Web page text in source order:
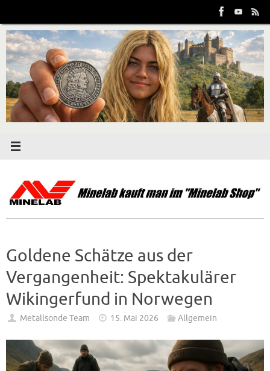
Inhalt
springen
Goldene Schätze aus der
Vergangenheit: Spektakulärer
Wikingerfund in Norwegen
Metallsonde Team 15. Mai 2026 Allgemein